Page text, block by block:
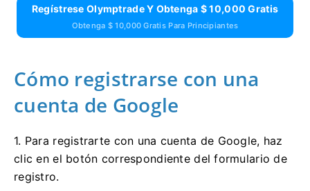
Regístrese Olymptrade Y Obtenga $ 10,000 Gratis
Obtenga $ 10,000 Gratis Para Principiantes
Cómo registrarse con una
cuenta de Google
1. Para registrarte con una cuenta de Google, haz
clic en el botón correspondiente del formulario de
registro.